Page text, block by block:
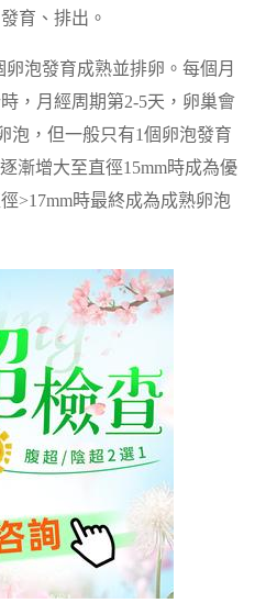
育、排出。
泡發育成熟並排卵。每個月
，月經周期第2-5天，卵巢會
泡，但一般只有1個卵泡發育
漸增大至直徑15mm時成為優
>17mm時最終成為成熟卵泡